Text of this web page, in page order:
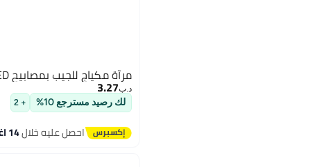
مرآة مكياج للجيب بمصابيح LED أرجواني
د.ب‏3.27
لك رصيد مسترجع 10% + 2
احصل عليه خلال14 اغسطس